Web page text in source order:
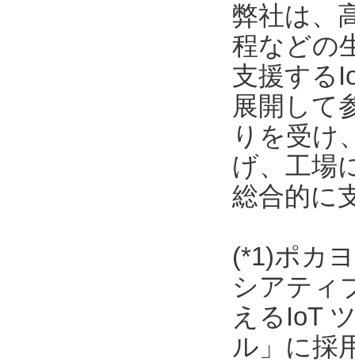
弊社は、
程などの
支援する
展開して
りを受け
げ、工場
総合的に
(*1)ポカ
シアティ
えるIoT
ル」に採